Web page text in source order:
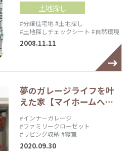
土地探し
#分譲住宅地#土地探し
#土地探しチェックシート #自然環境
2008.11.11
夢のガレージライフを叶
えた家【マイホームへ…
#インナーガレージ
#ファミリークローゼット
#リビング収納 #寝室
2020.09.30